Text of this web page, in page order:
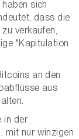
sich
dass die
verkaufen,
"Kapitulation
an den
aus
in der
mit nur winzigen